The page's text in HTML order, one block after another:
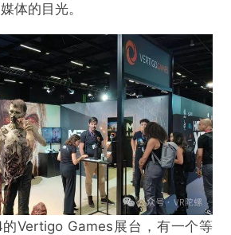
体的目光。
Vertigo Games展台，有一个等